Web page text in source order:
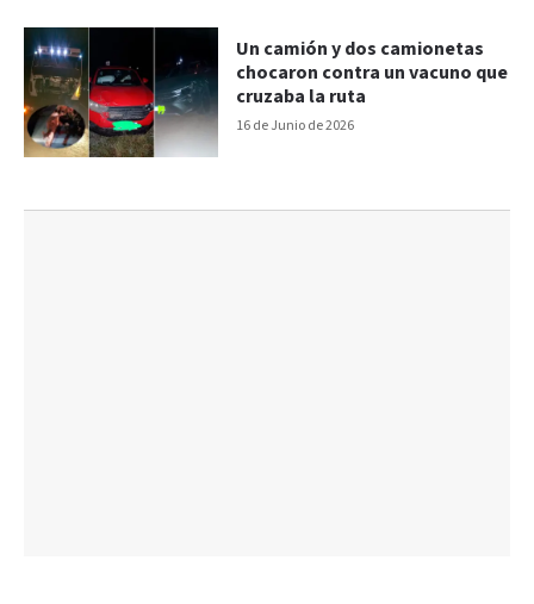
16 de Junio de 2026
Un camión y dos camionetas
chocaron contra un vacuno que
cruzaba la ruta